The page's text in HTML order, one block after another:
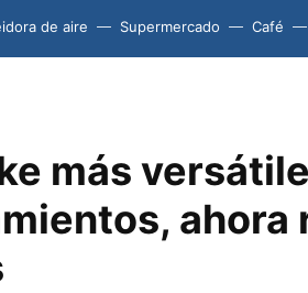
de aire Supermercado Café
más
ahora